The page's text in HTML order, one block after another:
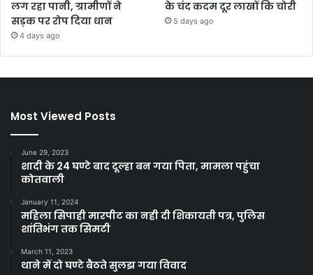
लग रहा पानी, ग्रामीणों ने
सड़क पर रोप दिया धान
4 days ago
के चंद कदम दूर लाखों कि चोरी
5 days ago
Most Viewed Posts
June 29, 2023
शादी के 24 घण्टे बाद दूल्हा बन गया पिता, मामला पहुंचा
कोतवाली
January 11, 2024
महिला सिपाही मारपीट का नही दी शिकायती पत्र, पुलिस
शांतिभंग तक सिमटी
March 11, 2023
थाने में दो घण्टे बैठते सुलझ गया विवाद